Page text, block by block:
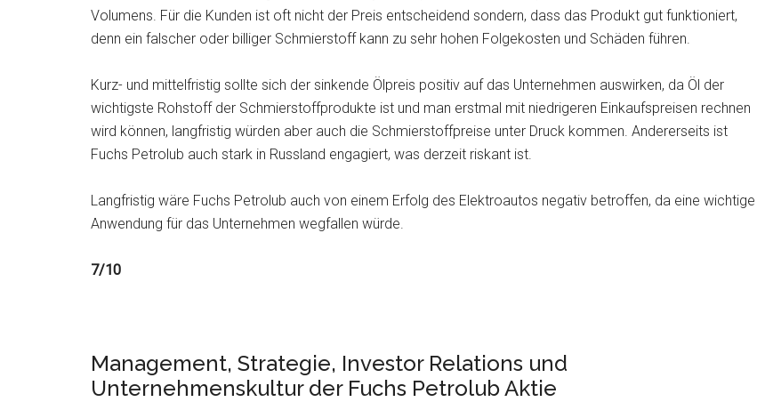
Volumens. Für die Kunden ist oft nicht der Preis entscheidend sondern, dass das Produkt gut funktioniert,
denn ein falscher oder billiger Schmierstoff kann zu sehr hohen Folgekosten und Schäden führen.
Kurz- und mittelfristig sollte sich der sinkende Ölpreis positiv auf das Unternehmen auswirken, da Öl der
wichtigste Rohstoff der Schmierstoffprodukte ist und man erstmal mit niedrigeren Einkaufspreisen rechnen
wird können, langfristig würden aber auch die Schmierstoffpreise unter Druck kommen. Andererseits ist
Fuchs Petrolub auch stark in Russland engagiert, was derzeit riskant ist.
Langfristig wäre Fuchs Petrolub auch von einem Erfolg des Elektroautos negativ betroffen, da eine wichtige
Anwendung für das Unternehmen wegfallen würde.
7/10
Management, Strategie, Investor Relations und
Unternehmenskultur der Fuchs Petrolub Aktie